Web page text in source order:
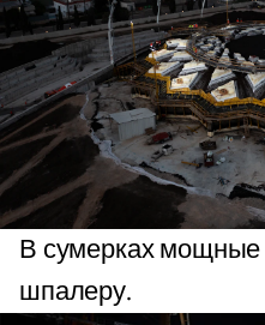
В сумерках
шпалеру.